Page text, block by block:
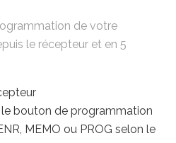
de votre
le récepteur et en 5
bouton de programmation
MEMO ou PROG selon le